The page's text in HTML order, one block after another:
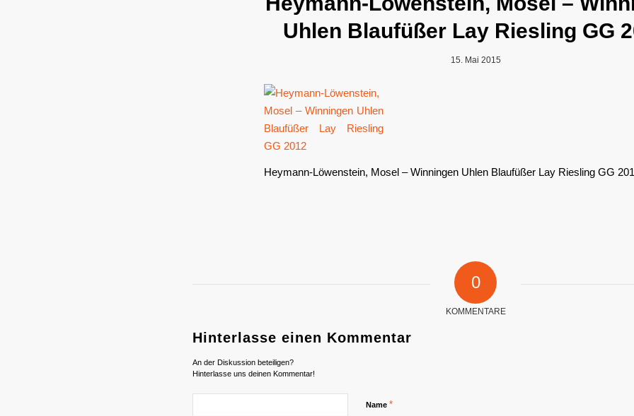
Uhlen Blaufüßer Lay Riesling GG
15. Mai 2015
Heymann-Löwenstein, Mosel – Winningen Uhlen Blaufüßer Lay Riesling GG
0
KOMMENTARE
Hinterlasse einen Kommentar
An der Diskussion beteiligen?
Hinterlasse uns deinen Kommentar!
Name *